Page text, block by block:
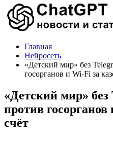
Главная
Нейросеть
«Детский мир» без
госорганов и Wi-Fi за
«Детский мир» без
против
счёт